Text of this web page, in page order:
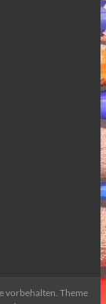
vorbehalten. Theme